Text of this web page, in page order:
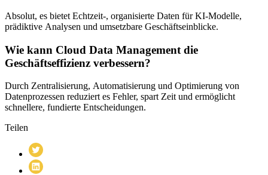
Absolut, es bietet Echtzeit-, organisierte Daten für KI-Modelle,
prädiktive Analysen und umsetzbare Geschäftseinblicke.
Wie kann Cloud Data Management die
Geschäftseffizienz verbessern?
Durch Zentralisierung, Automatisierung und Optimierung von
Datenprozessen reduziert es Fehler, spart Zeit und ermöglicht
schnellere, fundierte Entscheidungen.
Teilen